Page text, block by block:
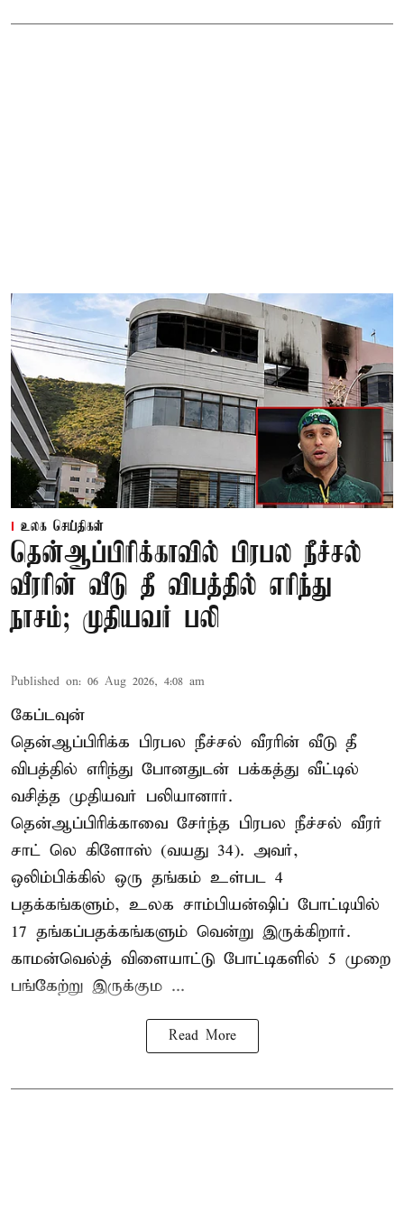
உலக செய்திகள்
தென்ஆப்பிரிக்காவில் பிரபல நீச்சல்
வீரரின் வீடு தீ விபத்தில் எரிந்து
நாசம்; முதியவர் பலி
Published on: 06 Aug 2026, 4:08 am
கேப்டவுன்
தென்ஆப்பிரிக்க பிரபல நீச்சல் வீரரின் வீடு தீ
விபத்தில் எரிந்து போனதுடன் பக்கத்து வீட்டில்
வசித்த முதியவர் பலியானார்.
தென்ஆப்பிரிக்காவை சேர்ந்த பிரபல நீச்சல் வீரர்
சாட் லெ கிளோஸ் (வயது 34). அவர்,
ஒலிம்பிக்கில் ஒரு தங்கம் உள்பட 4
பதக்கங்களும், உலக சாம்பியன்ஷிப் போட்டியில்
17 தங்கப்பதக்கங்களும் வென்று இருக்கிறார்.
காமன்வெல்த் விளையாட்டு போட்டிகளில் 5 முறை
பங்கேற்று இருக்கும ...
Read More